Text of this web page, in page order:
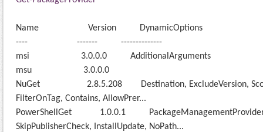
Name Version DynamicOptions
---- ------- --------------
msi 3.0.0.0 AdditionalArguments
msu 3.0.0.0
NuGet 2.8.5.208 Destination, ExcludeVersion, Scope,
FilterOnTag, Contains, AllowPrer...
PowerShellGet 1.0.0.1 PackageManagementProvider,
SkipPublisherCheck, InstallUpdate, NoPath...